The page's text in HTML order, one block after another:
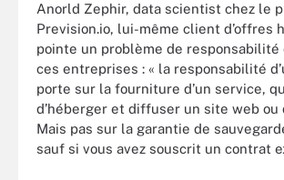
Anorld Zephir, data scientist chez le
Prevision.io, lui-même client d’offres
pointe un problème de responsabilité
ces entreprises : « la responsabilité
porte sur la fourniture d’un service,
d’héberger et diffuser un site web ou
Mais pas sur la garantie de
sauf si vous avez souscrit un contrat